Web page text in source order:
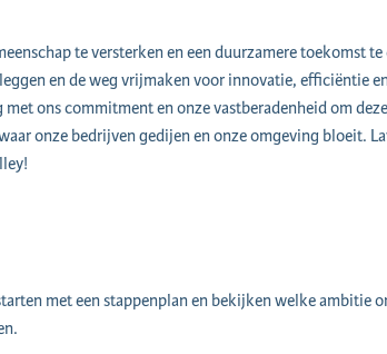
te versterken en een duurzamere toekomst te
en de weg vrijmaken voor innovatie, efficiëntie
ons commitment en onze vastberadenheid om
onze bedrijven gedijen en onze omgeving bloeit.
met een stappenplan en bekijken welke ambitie